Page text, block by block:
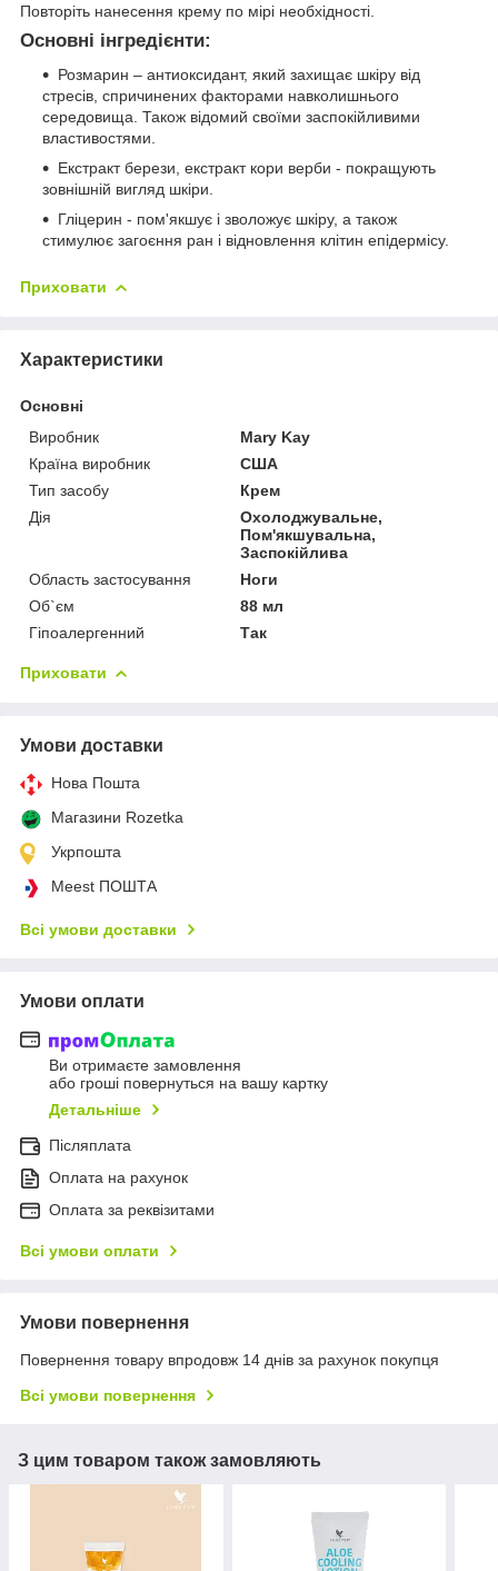
Повторіть нанесення крему по мірі необхідності.
Основні інгредієнти:
Розмарин – антиоксидант, який захищає шкіру від
стресів, спричинених факторами навколишнього
середовища. Також відомий своїми заспокійливими
властивостями.
Екстракт берези, екстракт кори верби - покращують
зовнішній вигляд шкіри.
Гліцерин - пом'якшує і зволожує шкіру, а також
стимулює загоєння ран і відновлення клітин епідермісу.
Приховати
Характеристики
Основні
Виробник
Mary Kay
Країна виробник
США
Тип засобу
Крем
Дія
Охолоджувальне,
Пом'якшувальна,
Заспокійлива
Область застосування
Ноги
Об`єм
88 мл
Гіпоалергенний
Так
Приховати
Умови доставки
Нова Пошта
Магазини Rozetka
Укрпошта
Meest ПОШТА
Всі умови доставки
Умови оплати
Ви отримаєте замовлення
або гроші повернуться на вашу картку
Детальніше
Післяплата
Оплата на рахунок
Оплата за реквізитами
Всі умови оплати
Умови повернення
Повернення товару впродовж 14 днів за рахунок покупця
Всі умови повернення
З цим товаром також замовляють